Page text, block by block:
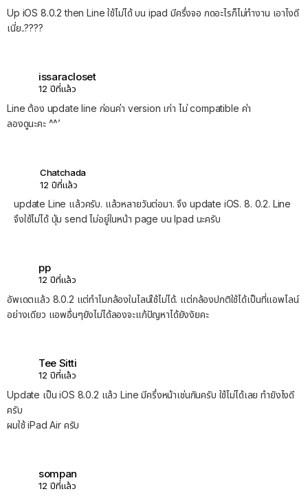
Up iOS 8.0.2 then Line ใช้ไม่ได้ บน ipad มีครึ่งจอ กดอะไรก็ไม่ทำงาน เอาไงดี
เนี่ย..????
issaracloset
12 ปีที่แล้ว
Line ต้อง update line ก่อนค่า version เก่า ไม่ compatible ค่า
ลองดูนะคะ ^^’
Chatchada
12 ปีที่แล้ว
update Line แล้วครับ. แล้วหลายวันต่อมา. จึง update iOS. 8. 0.2. Line
จึงใช้ไม่ได้ ปุ่ม send ไม่อยู่ในหน้า page บน Ipad นะครับ
pp
12 ปีที่แล้ว
อัพเดตแล้ว 8.0.2 แต่ทำไมกล้องในไลน์ใช้ไม่ได้. แต่กล้องปกติใช้ได้เป็นที่แอพไลน์
อย่างเดียว แอพอื่นๆยังไม่ได้ลองจะแก้ปัญหาได้ยังงัยคะ
Tee Sitti
12 ปีที่แล้ว
Update เป็น iOS 8.0.2 แล้ว Line มีครึ่งหน้าเช่นกันครับ ใช้ไม่ได้เลย ทำยังไงดี
ครับ
ผมใช้ iPad Air ครับ
sompan
12 ปีที่แล้ว